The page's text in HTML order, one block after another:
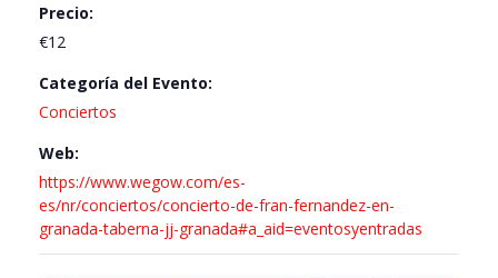
Precio:
€12
Categoría del Evento:
Conciertos
Web:
https://www.wegow.com/es-
es/nr/conciertos/concierto-de-fran-fernandez-en-
granada-taberna-jj-granada#a_aid=eventosyentradas